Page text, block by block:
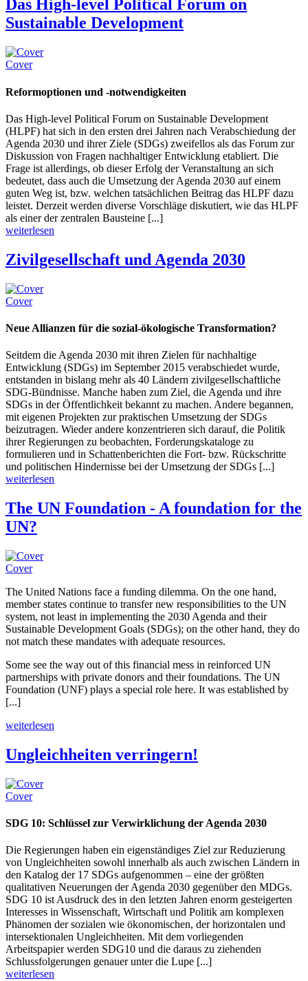
Das High-level Political Forum on
Sustainable Development
Cover
Reformoptionen und -notwendigkeiten
Das High-level Political Forum on Sustainable Development
(HLPF) hat sich in den ersten drei Jahren nach Verabschiedung der
Agenda 2030 und ihrer Ziele (SDGs) zweifellos als das Forum zur
Diskussion von Fragen nachhaltiger Entwicklung etabliert. Die
Frage ist allerdings, ob dieser Erfolg der Veranstaltung an sich
bedeutet, dass auch die Umsetzung der Agenda 2030 auf einem
guten Weg ist, bzw. welchen tatsächlichen Beitrag das HLPF dazu
leistet. Derzeit werden diverse Vorschläge diskutiert, wie das HLPF
als einer der zentralen Bausteine [...]
weiterlesen
Zivilgesellschaft und Agenda 2030
Cover
Neue Allianzen für die sozial-ökologische Transformation?
Seitdem die Agenda 2030 mit ihren Zielen für nachhaltige
Entwicklung (SDGs) im September 2015 verabschiedet wurde,
entstanden in bislang mehr als 40 Ländern zivilgesellschaftliche
SDG-Bündnisse. Manche haben zum Ziel, die Agenda und ihre
SDGs in der Öffentlichkeit bekannt zu machen. Andere begannen,
mit eigenen Projekten zur praktischen Umsetzung der SDGs
beizutragen. Wieder andere konzentrieren sich darauf, die Politik
ihrer Regierungen zu beobachten, Forderungskataloge zu
formulieren und in Schattenberichten die Fort- bzw. Rückschritte
und politischen Hindernisse bei der Umsetzung der SDGs [...]
weiterlesen
The UN Foundation - A foundation for the
UN?
Cover
The United Nations face a funding dilemma. On the one hand,
member states continue to transfer new responsibilities to the UN
system, not least in implementing the 2030 Agenda and their
Sustainable Development Goals (SDGs); on the other hand, they do
not match these mandates with adequate resources.
Some see the way out of this financial mess in reinforced UN
partnerships with private donors and their foundations. The UN
Foundation (UNF) plays a special role here. It was established by
[...]
weiterlesen
Ungleichheiten verringern!
Cover
SDG 10: Schlüssel zur Verwirklichung der Agenda 2030
Die Regierungen haben ein eigenständiges Ziel zur Reduzierung
von Ungleichheiten sowohl innerhalb als auch zwischen Ländern in
den Katalog der 17 SDGs aufgenommen – eine der größten
qualitativen Neuerungen der Agenda 2030 gegenüber den MDGs.
SDG 10 ist Ausdruck des in den letzten Jahren enorm gesteigerten
Interesses in Wissenschaft, Wirtschaft und Politik am komplexen
Phänomen der sozialen wie ökonomischen, der horizontalen und
intersektionalen Ungleichheiten. Mit dem vorliegenden
Arbeitspapier werden SDG10 und die daraus zu ziehenden
Schlussfolgerungen genauer unter die Lupe [...]
weiterlesen